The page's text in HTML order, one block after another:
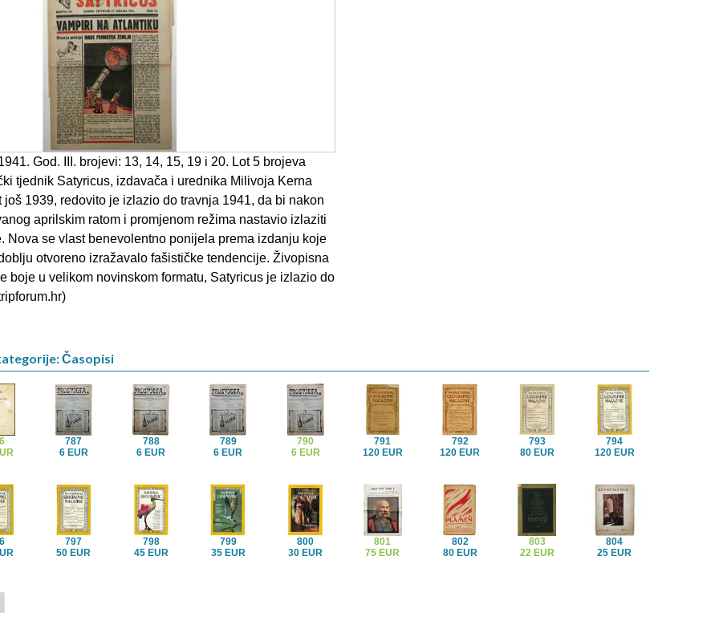
God. III. brojevi: 13, 14, 15, 19 i 20. Lot 5 brojeva
tjednik Satyricus, izdavača i urednika Milivoja Kerna
još 1939, redovito je izlazio do travnja 1941, da bi nakon
aprilskim ratom i promjenom režima nastavio izlaziti
Nova se vlast benevolentno ponijela prema izdanju koje
otvoreno izražavalo fašističke tendencije. Živopisna
boje u velikom novinskom formatu, Satyricus je izlazio do
Časopisi
787
6 EUR
788
6 EUR
789
6 EUR
790
6 EUR
791
120 EUR
792
120 EUR
793
80 EUR
794
120 EUR
797
50 EUR
798
45 EUR
799
35 EUR
800
30 EUR
801
75 EUR
802
80 EUR
803
22 EUR
804
25 EUR